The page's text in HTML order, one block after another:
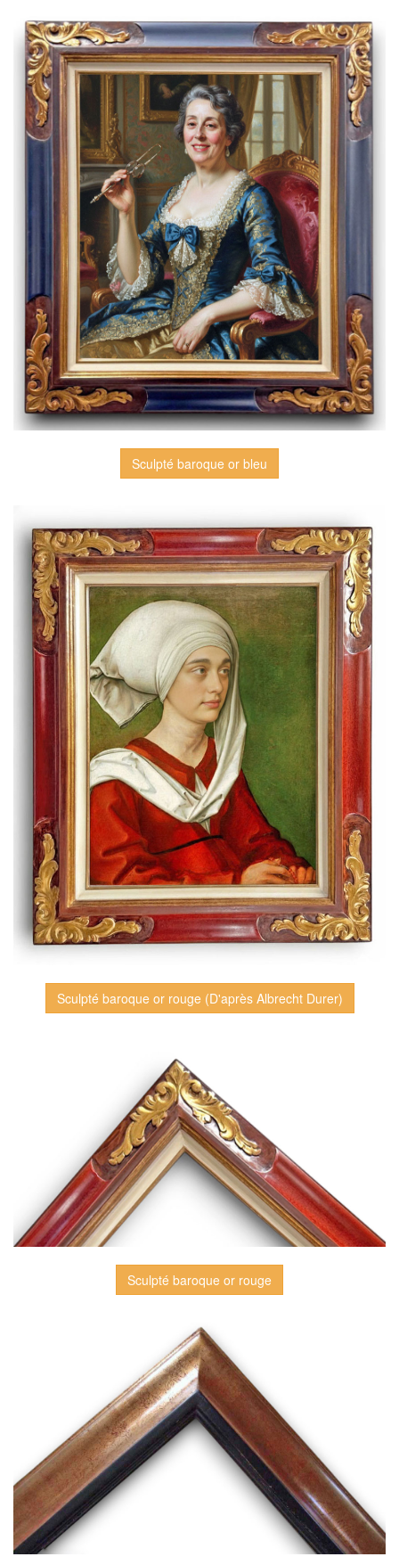
Sculpté baroque or bleu
Sculpté baroque or rouge (D'après Albrecht Durer)
Sculpté baroque or rouge